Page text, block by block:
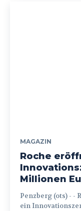
MAGAZIN
Roche
Millionen
Penzberg (ots) - - Roche investiert 300 Millionen Euro in
ein